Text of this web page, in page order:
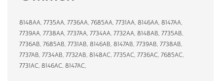
8148AA, 7735AA, 7736AA, 7685AA, 7731AA, 8146AA, 8147AA,
7739AA, 7738AA, 7737AA, 7734AA, 7732AA, 8148AB, 7735AB,
7736AB, 7685AB, 7731AB, 8146AB, 8147AB, 7739AB, 7738AB,
7737AB, 7734AB, 7732AB, 8148AC, 7735AC, 7736AC, 7685AC,
7731AC, 8146AC, 8147AC,